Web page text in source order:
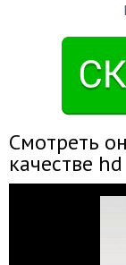
Смотреть
качестве hd